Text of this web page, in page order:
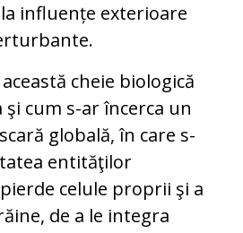
influențe exterioare
cheie biologică
şi cum s-ar încerca un
globală, în care s-
entităţilor
celule proprii şi a
de a le integra